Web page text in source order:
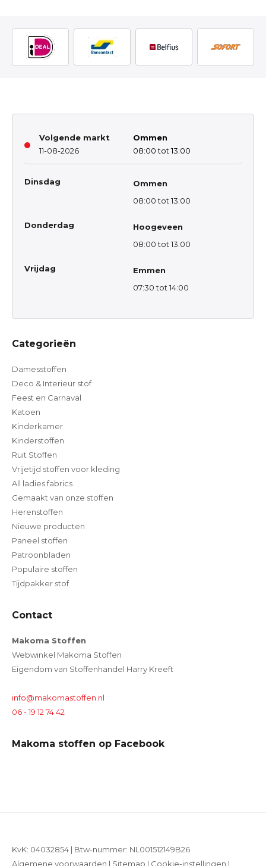
Volgende markt
11-08-2026
Ommen
08:00 tot 13:00
Dinsdag
Ommen
08:00 tot 13:00
Donderdag
Hoogeveen
08:00 tot 13:00
Vrijdag
Emmen
07:30 tot 14:00
Categorieën
Damesstoffen
Deco & Interieur stof
Feest en Carnaval
Katoen
Kinderkamer
Kinderstoffen
Ruit Stoffen
Vrijetijd stoffen voor kleding
All ladies fabrics
Gemaakt van onze stoffen
Herenstoffen
Nieuwe producten
Paneel stoffen
Patroonbladen
Populaire stoffen
Tijdpakker stof
Contact
Makoma Stoffen
Webwinkel Makoma Stoffen
Eigendom van Stoffenhandel Harry Kreeft
info@makomastoffen.nl
06 - 19 12 74 42
Makoma stoffen op Facebook
KvK: 04032854 | Btw-nummer: NL001512149B26
Algemene voorwaarden | Sitemap | Cookie-instellingen |